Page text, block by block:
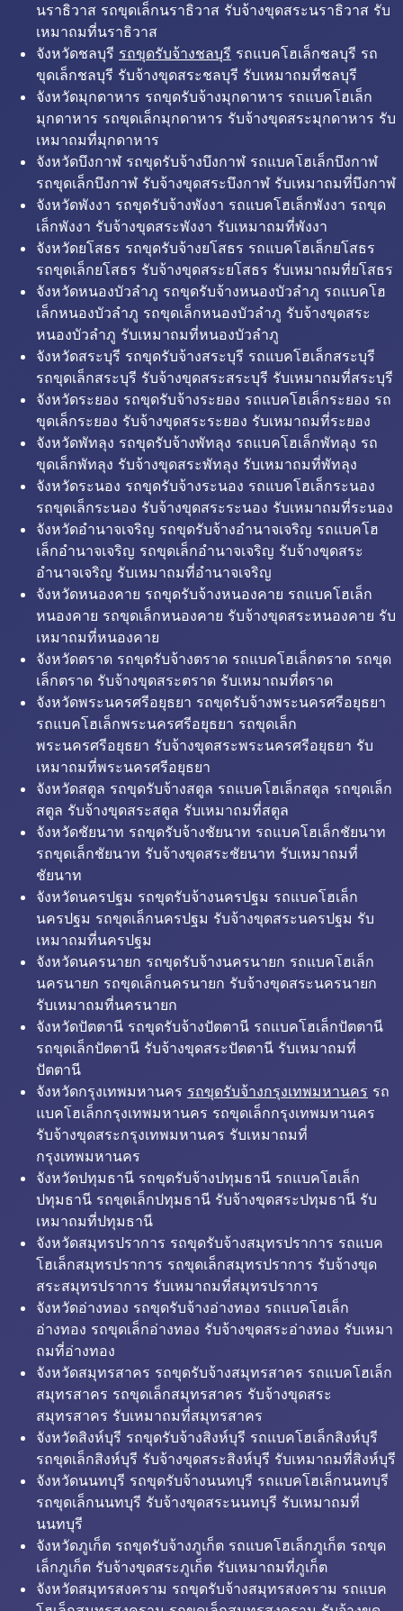
นราธิวาส รถขุดเล็กนราธิวาส รับจ้างขุดสระนราธิวาส รับ
เหมาถมที่นราธิวาส
จังหวัดชลบุรี รถขุดรับจ้างชลบุรี รถแบคโฮเล็กชลบุรี รถ
ขุดเล็กชลบุรี รับจ้างขุดสระชลบุรี รับเหมาถมที่ชลบุรี
จังหวัดมุกดาหาร รถขุดรับจ้างมุกดาหาร รถแบคโฮเล็ก
มุกดาหาร รถขุดเล็กมุกดาหาร รับจ้างขุดสระมุกดาหาร รับ
เหมาถมที่มุกดาหาร
จังหวัดบึงกาฬ รถขุดรับจ้างบึงกาฬ รถแบคโฮเล็กบึงกาฬ
รถขุดเล็กบึงกาฬ รับจ้างขุดสระบึงกาฬ รับเหมาถมที่บึงกาฬ
จังหวัดพังงา รถขุดรับจ้างพังงา รถแบคโฮเล็กพังงา รถขุด
เล็กพังงา รับจ้างขุดสระพังงา รับเหมาถมที่พังงา
จังหวัดยโสธร รถขุดรับจ้างยโสธร รถแบคโฮเล็กยโสธร
รถขุดเล็กยโสธร รับจ้างขุดสระยโสธร รับเหมาถมที่ยโสธร
จังหวัดหนองบัวลำภู รถขุดรับจ้างหนองบัวลำภู รถแบคโฮ
เล็กหนองบัวลำภู รถขุดเล็กหนองบัวลำภู รับจ้างขุดสระ
หนองบัวลำภู รับเหมาถมที่หนองบัวลำภู
จังหวัดสระบุรี รถขุดรับจ้างสระบุรี รถแบคโฮเล็กสระบุรี
รถขุดเล็กสระบุรี รับจ้างขุดสระสระบุรี รับเหมาถมที่สระบุรี
จังหวัดระยอง รถขุดรับจ้างระยอง รถแบคโฮเล็กระยอง รถ
ขุดเล็กระยอง รับจ้างขุดสระระยอง รับเหมาถมที่ระยอง
จังหวัดพัทลุง รถขุดรับจ้างพัทลุง รถแบคโฮเล็กพัทลุง รถ
ขุดเล็กพัทลุง รับจ้างขุดสระพัทลุง รับเหมาถมที่พัทลุง
จังหวัดระนอง รถขุดรับจ้างระนอง รถแบคโฮเล็กระนอง
รถขุดเล็กระนอง รับจ้างขุดสระระนอง รับเหมาถมที่ระนอง
จังหวัดอำนาจเจริญ รถขุดรับจ้างอำนาจเจริญ รถแบคโฮ
เล็กอำนาจเจริญ รถขุดเล็กอำนาจเจริญ รับจ้างขุดสระ
อำนาจเจริญ รับเหมาถมที่อำนาจเจริญ
จังหวัดหนองคาย รถขุดรับจ้างหนองคาย รถแบคโฮเล็ก
หนองคาย รถขุดเล็กหนองคาย รับจ้างขุดสระหนองคาย รับ
เหมาถมที่หนองคาย
จังหวัดตราด รถขุดรับจ้างตราด รถแบคโฮเล็กตราด รถขุด
เล็กตราด รับจ้างขุดสระตราด รับเหมาถมที่ตราด
จังหวัดพระนครศรีอยุธยา รถขุดรับจ้างพระนครศรีอยุธยา
รถแบคโฮเล็กพระนครศรีอยุธยา รถขุดเล็ก
พระนครศรีอยุธยา รับจ้างขุดสระพระนครศรีอยุธยา รับ
เหมาถมที่พระนครศรีอยุธยา
จังหวัดสตูล รถขุดรับจ้างสตูล รถแบคโฮเล็กสตูล รถขุดเล็ก
สตูล รับจ้างขุดสระสตูล รับเหมาถมที่สตูล
จังหวัดชัยนาท รถขุดรับจ้างชัยนาท รถแบคโฮเล็กชัยนาท
รถขุดเล็กชัยนาท รับจ้างขุดสระชัยนาท รับเหมาถมที่
ชัยนาท
จังหวัดนครปฐม รถขุดรับจ้างนครปฐม รถแบคโฮเล็ก
นครปฐม รถขุดเล็กนครปฐม รับจ้างขุดสระนครปฐม รับ
เหมาถมที่นครปฐม
จังหวัดนครนายก รถขุดรับจ้างนครนายก รถแบคโฮเล็ก
นครนายก รถขุดเล็กนครนายก รับจ้างขุดสระนครนายก
รับเหมาถมที่นครนายก
จังหวัดปัตตานี รถขุดรับจ้างปัตตานี รถแบคโฮเล็กปัตตานี
รถขุดเล็กปัตตานี รับจ้างขุดสระปัตตานี รับเหมาถมที่
ปัตตานี
จังหวัดกรุงเทพมหานคร รถขุดรับจ้างกรุงเทพมหานคร รถ
แบคโฮเล็กกรุงเทพมหานคร รถขุดเล็กกรุงเทพมหานคร
รับจ้างขุดสระกรุงเทพมหานคร รับเหมาถมที่
กรุงเทพมหานคร
จังหวัดปทุมธานี รถขุดรับจ้างปทุมธานี รถแบคโฮเล็ก
ปทุมธานี รถขุดเล็กปทุมธานี รับจ้างขุดสระปทุมธานี รับ
เหมาถมที่ปทุมธานี
จังหวัดสมุทรปราการ รถขุดรับจ้างสมุทรปราการ รถแบค
โฮเล็กสมุทรปราการ รถขุดเล็กสมุทรปราการ รับจ้างขุด
สระสมุทรปราการ รับเหมาถมที่สมุทรปราการ
จังหวัดอ่างทอง รถขุดรับจ้างอ่างทอง รถแบคโฮเล็ก
อ่างทอง รถขุดเล็กอ่างทอง รับจ้างขุดสระอ่างทอง รับเหมา
ถมที่อ่างทอง
จังหวัดสมุทรสาคร รถขุดรับจ้างสมุทรสาคร รถแบคโฮเล็ก
สมุทรสาคร รถขุดเล็กสมุทรสาคร รับจ้างขุดสระ
สมุทรสาคร รับเหมาถมที่สมุทรสาคร
จังหวัดสิงห์บุรี รถขุดรับจ้างสิงห์บุรี รถแบคโฮเล็กสิงห์บุรี
รถขุดเล็กสิงห์บุรี รับจ้างขุดสระสิงห์บุรี รับเหมาถมที่สิงห์บุรี
จังหวัดนนทบุรี รถขุดรับจ้างนนทบุรี รถแบคโฮเล็กนนทบุรี
รถขุดเล็กนนทบุรี รับจ้างขุดสระนนทบุรี รับเหมาถมที่
นนทบุรี
จังหวัดภูเก็ต รถขุดรับจ้างภูเก็ต รถแบคโฮเล็กภูเก็ต รถขุด
เล็กภูเก็ต รับจ้างขุดสระภูเก็ต รับเหมาถมที่ภูเก็ต
จังหวัดสมุทรสงคราม รถขุดรับจ้างสมุทรสงคราม รถแบค